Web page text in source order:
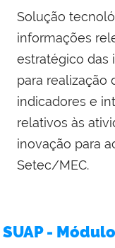
Solução
informações
estratégico das
para realização
indicadores e
relativos às
inovação para
Setec/MEC.
SUAP -